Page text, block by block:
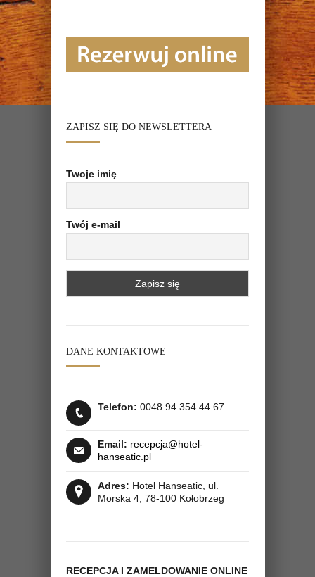
ZAPISZ SIĘ DO NEWSLETTERA
Twoje imię
Twój e-mail
DANE KONTAKTOWE
Telefon: 0048 94 354 44 67
Email: recepcja@hotel-
hanseatic.pl
Adres: Hotel Hanseatic, ul.
Morska 4, 78­-100 Kołobrzeg
RECEPCJA I ZAMELDOWANIE ONLINE